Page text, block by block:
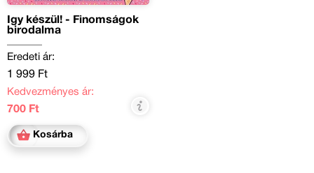
Így készül! - Finomságok
birodalma
Eredeti ár:
1 999 Ft
Kedvezményes ár:
700 Ft
Kosárba